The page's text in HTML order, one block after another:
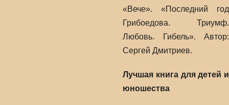
«Вече». «Последний год
Грибоедова. Триумф.
Любовь. Гибель». Автор:
Сергей Дмитриев.
Лучшая книга для детей и
юношества